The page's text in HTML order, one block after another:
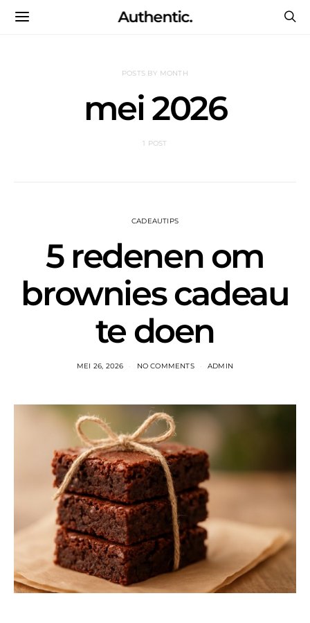
Authentic.
POSTS BY MONTH
mei 2026
1 POST
CADEAUTIPS
5 redenen om
brownies cadeau
te doen
MEI 26, 2026 NO COMMENTS ADMIN